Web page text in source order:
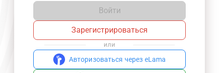
Войти
Зарегистрироваться
или
Авторизоваться через eLama